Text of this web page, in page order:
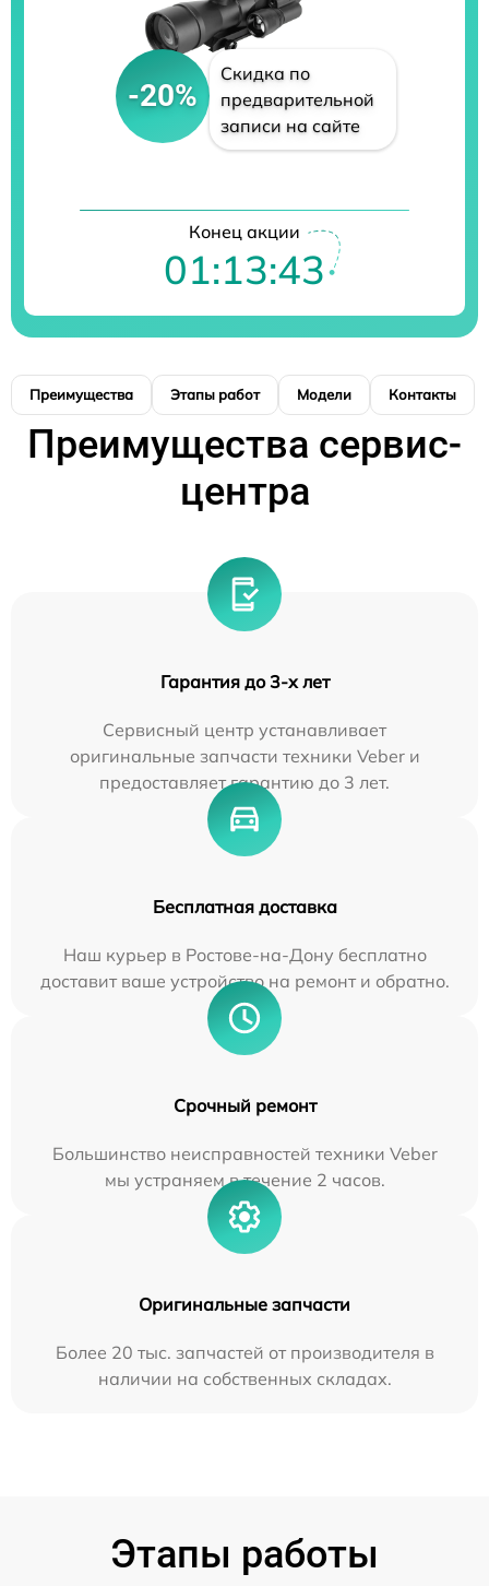
-20%
Скидка по
предварительной
записи на сайте
Конец акции
01:13:43
Преимущества Этапы работ Модели Контакты
Преимущества сервис-
центра
Гарантия до 3-х лет
Сервисный центр устанавливает
оригинальные запчасти техники Veber и
предоставляет гарантию до 3 лет.
Бесплатная доставка
Наш курьер в Ростове-на-Дону бесплатно
доставит ваше устройство на ремонт и обратно.
Срочный ремонт
Большинство неисправностей техники Veber
мы устраняем в течение 2 часов.
Оригинальные запчасти
Более 20 тыс. запчастей от производителя в
наличии на собственных складах.
Этапы работы